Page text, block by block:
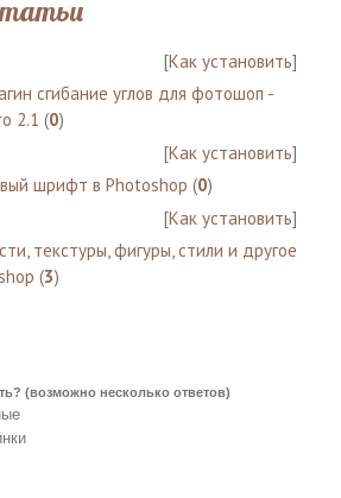
[Как установить]
сгибание углов для фотошоп -
2.1 (0)
[Как установить]
шрифт в Photoshop (0)
[Как установить]
текстуры, фигуры, стили и другое
(3)
(возможно несколько ответов)